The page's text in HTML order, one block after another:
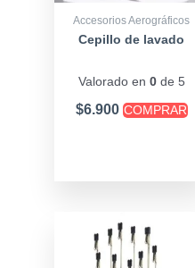
Accesorios Aerográficos
Cepillo de lavado
Valorado en 0de 5
$6.900 COMPRAR